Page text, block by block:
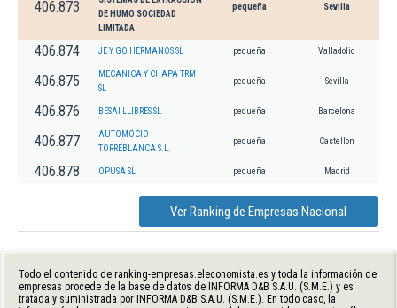
406.873
DE HUMO SOCIEDAD
LIMITADA.
pequeña Sevilla
406.874 JE Y GO HERMANOS SL pequeña Valladolid
406.875
MECANICA Y CHAPA TRM
SL
pequeña Sevilla
406.876 BESAI LLIBRES SL pequeña Barcelona
406.877
AUTOMOCIO
TORREBLANCA S.L.
pequeña Castellon
406.878 OPUSA SL pequeña Madrid
Ver Ranking de Empresas Nacional
Todo el contenido de ranking-empresas.eleconomista.es y toda la información de
empresas procede de la base de datos de INFORMA D&B S.A.U. (S.M.E.) y es
tratada y suministrada por INFORMA D&B S.A.U. (S.M.E.). En todo caso, la